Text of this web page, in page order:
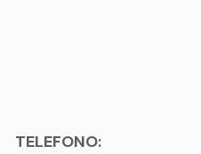
TELEFONO: